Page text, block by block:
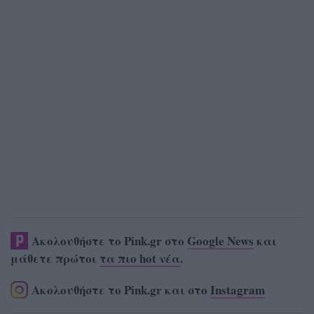
Ακολουθήστε το Pink.gr στο Google News και
μάθετε πρώτοι τα πιο hot νέα.
Ακολουθήστε το Pink.gr και στο Instagram